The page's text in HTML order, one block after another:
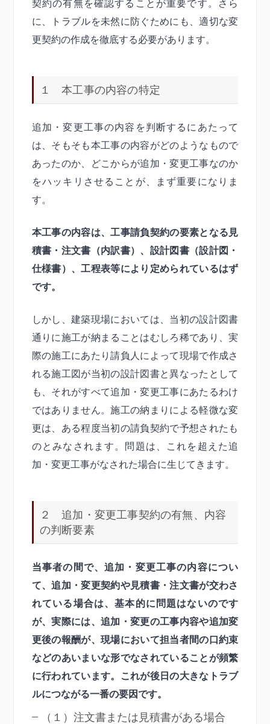
契約の有無を確認することが重要です。さら
に、トラブルを未然に防ぐためにも、適切な変
更契約の作成を徹底する必要があります。
１ 本工事の内容の特定
追加・変更工事の内容を判断するにあたって
は、そもそも本工事の内容がどのようなもので
あったのか、どこからが追加・変更工事なのか
をハッキリさせることが、まず重要になりま
す。
本工事の内容は、工事請負契約の要素となる見
積書・注文書（内訳書）、設計図書（設計図・
仕様書）、工程表等により定められているはず
です。
しかし、建築現場においては、当初の設計図書
通りに施工が納まることはむしろ稀であり、実
際の施工にあたり請負人によって現場で作成さ
れる施工図が当初の設計図書と異なったとして
も、それがすべて追加・変更工事にあたるわけ
ではありません。施工の納まりによる軽微な変
更は、ある程度当初の請負契約で予想されたも
のとみなされます。問題は、これを超えた追
加・変更工事がなされた場合に生じてきます。
２ 追加・変更工事契約の有無、内容
の判断要素
当事者の間で、追加・変更工事の内容につい
て、追加・変更契約や見積書・注文書が交わさ
れている場合は、基本的に問題はないのです
が、実際には、追加・変更の工事内容や追加変
更後の報酬が、現場において担当者間の口約束
などのあいまいな形でなされていることが頻繁
に行われています。これが後日の大きなトラブ
ルにつながる一番の要因です。
（１）注文書または見積書がある場合